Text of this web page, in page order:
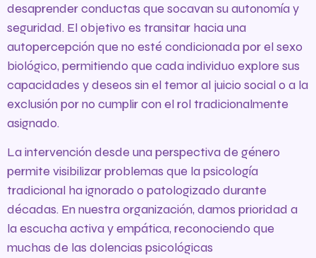
desaprender conductas que socavan su autonomía y
seguridad. El objetivo es transitar hacia una
autopercepción que no esté condicionada por el sexo
biológico, permitiendo que cada individuo explore sus
capacidades y deseos sin el temor al juicio social o a la
exclusión por no cumplir con el rol tradicionalmente
asignado.
La intervención desde una perspectiva de género
permite visibilizar problemas que la psicología
tradicional ha ignorado o patologizado durante
décadas. En nuestra organización, damos prioridad a
la escucha activa y empática, reconociendo que
muchas de las dolencias psicológicas